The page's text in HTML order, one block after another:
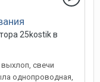
25kostikв
свечи
однопроводная,